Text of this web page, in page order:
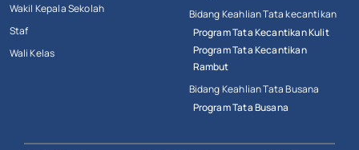
Wakil Kepala Sekolah
Staf
Wali Kelas
Bidang Keahlian Tata kecantikan
Program Tata Kecantikan Kulit
Program Tata Kecantikan
Rambut
Bidang Keahlian Tata Busana
Program Tata Busana